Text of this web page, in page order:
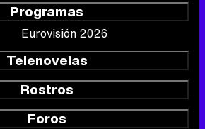
Programas
Eurovisión 2026
Telenovelas
Rostros
Foros